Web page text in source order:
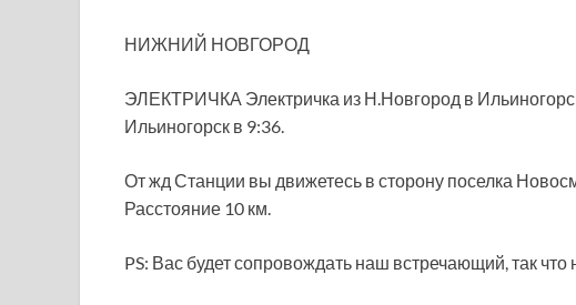
НИЖНИЙ НОВГОРОД
ЭЛЕКТРИЧКА Электричка из Н.Новгород в
Ильиногорск в 9:36.
От жд Станции вы движетесь в сторону поселка
Расстояние 10 км.
PS: Вас будет сопровождать наш встречающий, так что